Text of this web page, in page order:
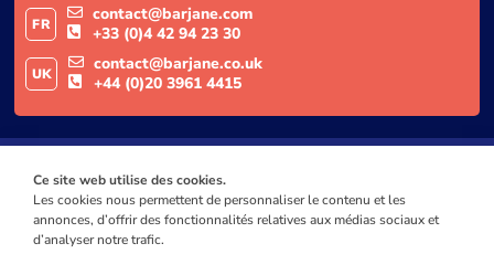
FR
contact@barjane.com
+33 (0)4 42 94 23 30
UK
contact@barjane.co.uk
+44 (0)20 3961 4415
Ce site web utilise des cookies.
Les cookies nous permettent de personnaliser le contenu et les
annonces, d’offrir des fonctionnalités relatives aux médias sociaux et
d’analyser notre trafic.